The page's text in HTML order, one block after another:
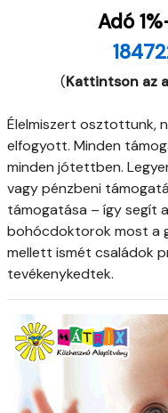
Adó
(Kattintson az
Élelmiszert osztottunk,
elfogyott. Minden
minden jótettben.
vagy pénzbeni
támogatása – így segít
bohócdoktorok most a
mellett ismét családok
tevékenykedtek.